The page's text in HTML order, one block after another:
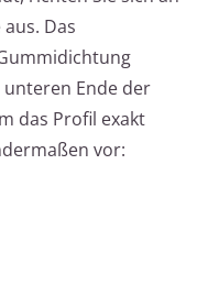
Das
Ende der
das Profil exakt
vor: